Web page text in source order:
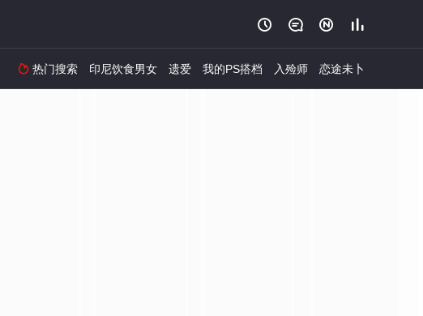
   
 热门搜索 印尼饮食男女 遗爱 我的PS搭档 入殓师 恋途未卜